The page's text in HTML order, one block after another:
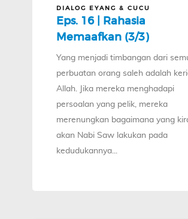
DIALOG EYANG & CUCU
Eps. 16 | Rahasia
Memaafkan (3/3)
Yang menjadi timbangan dari
perbuatan orang saleh adalah
Allah. Jika mereka menghadapi
persoalan yang pelik, mereka
merenungkan bagaimana yang
akan Nabi Saw lakukan pada
kedudukannya...